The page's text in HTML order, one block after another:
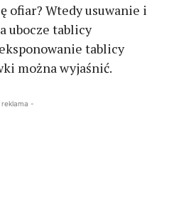
ofiar? Wtedy usuwanie i
ubocze tablicy
tablicy
można wyjaśnić.
reklama -